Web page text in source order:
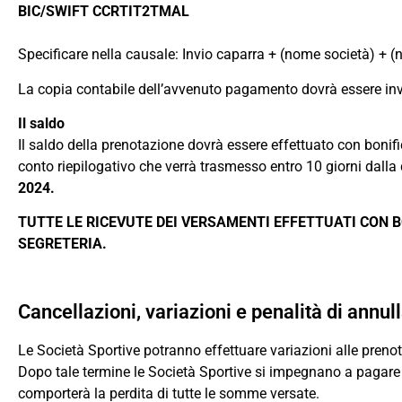
BIC/SWIFT CCRTIT2TMAL
Specificare nella causale: Invio caparra + (nome società) +
La copia contabile dell’avvenuto pagamento dovrà essere
Il saldo
Il saldo della prenotazione dovrà essere effettuato con
conto riepilogativo che verrà trasmesso entro 10 giorni
2024.
TUTTE LE RICEVUTE DEI VERSAMENTI EFFETTUATI CON
SEGRETERIA.
Cancellazioni, variazioni e penalità di
Le Società Sportive potranno effettuare variazioni alle
Dopo tale termine le Società Sportive si impegnano a
comporterà la perdita di tutte le somme versate.